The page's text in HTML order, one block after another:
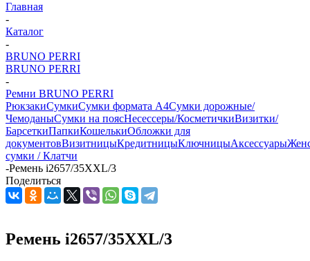
Главная
-
Каталог
-
BRUNO PERRI
BRUNO PERRI
-
Ремни BRUNO PERRI
РюкзакиСумкиСумки формата А4Сумки дорожные/
ЧемоданыСумки на поясНесессеры/КосметичкиВизитки/
БарсеткиПапкиКошелькиОбложки для
документовВизитницыКредитницыКлючницыАксессуары
сумки / Клатчи
-Ремень i2657/35XXL/3
Поделиться
Ремень i2657/35XXL/3